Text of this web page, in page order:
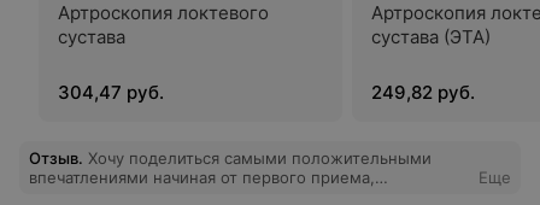
Артроскопия локтевого
сустава
304,47 руб.
Артроскопия
сустава (ЭТА)
249,82 руб.
Отзыв. Хочу поделиться самыми положительными
впечатлениями начиная от первого приема,
Еще